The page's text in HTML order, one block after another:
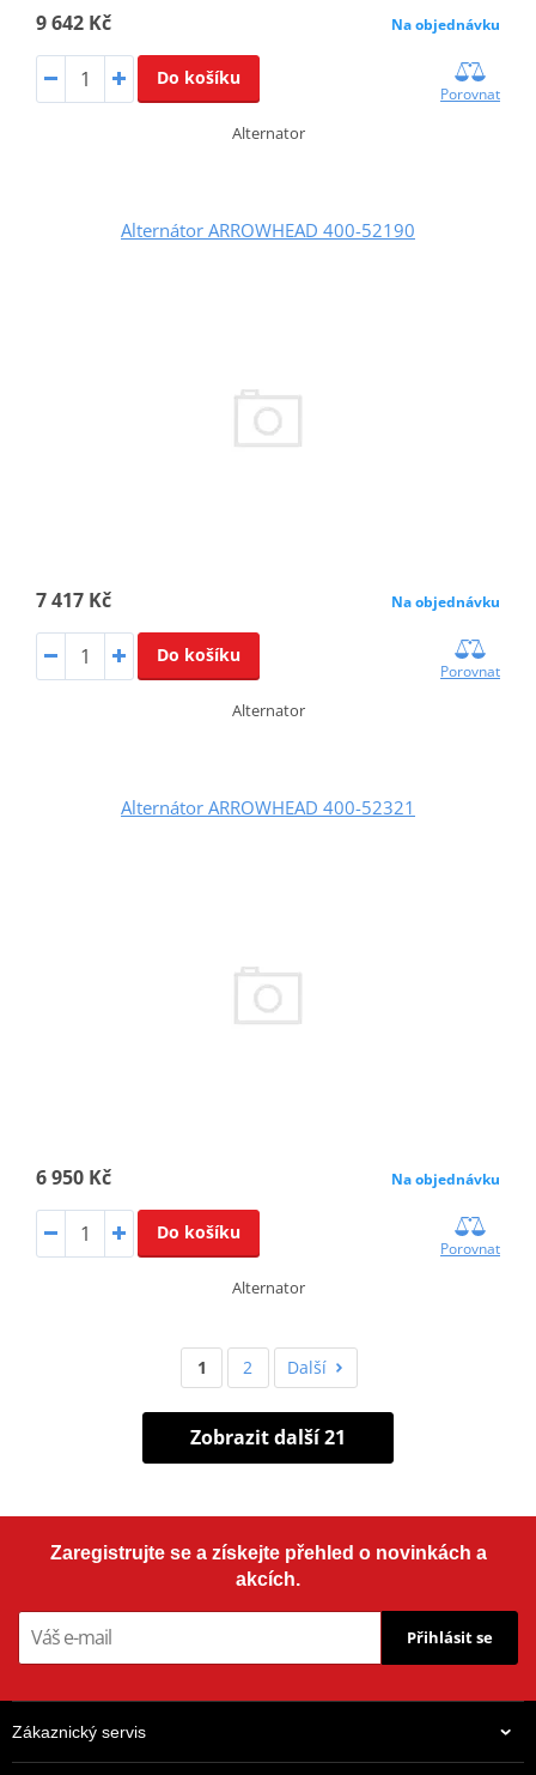
9 642 Kč Na objednávku
Do košíku
Porovnat
Alternator
Alternátor ARROWHEAD 400-52190
7 417 Kč Na objednávku
Do košíku
Porovnat
Alternator
Alternátor ARROWHEAD 400-52321
6 950 Kč Na objednávku
Do košíku
Porovnat
Alternator
1 2 Další
Zobrazit další 21
Zaregistrujte se a získejte přehled o novinkách a
akcích.
Přihlásit se
Zákaznický servis